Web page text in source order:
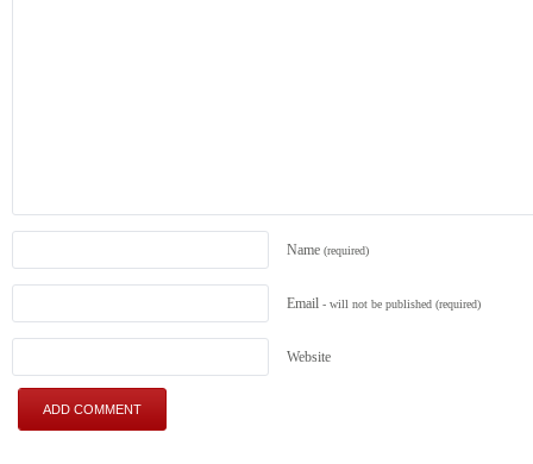
Name (required)
Email - will not be published (required)
Website